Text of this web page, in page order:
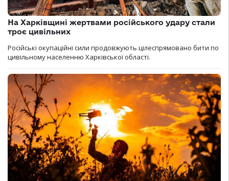
На Харківщині жертвами російського удару стали
троє цивільних
Російські окупаційні сили продовжують цілеспрямовано бити по
цивільному населенню Харківської області.